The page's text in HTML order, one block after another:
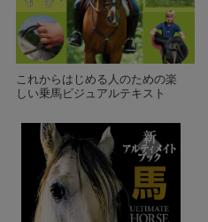
これからはじめる人のための楽
しい乗馬ビジュアルテキスト